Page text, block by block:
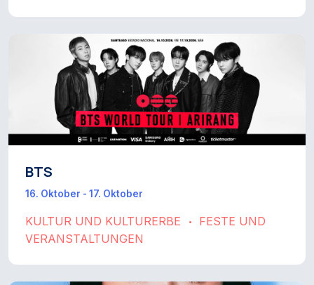
BTS
16. Oktober - 17. Oktober
KULTUR UND KULTURERBE •
FESTE UND
VERANSTALTUNGEN